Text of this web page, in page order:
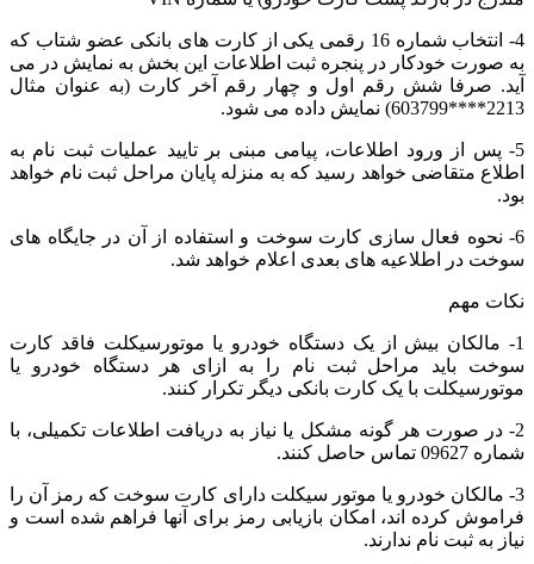
4- انتخاب شماره 16 رقمی یکی از کارت های بانکی عضو شتاب که
به صورت خودکار در پنجره ثبت اطلاعات این بخش به نمایش در می
آید. صرفا شش رقم اول و چهار رقم آخر کارت (به عنوان مثال
2213****603799) نمایش داده می شود.
5- پس از ورود اطلاعات، پیامی مبنی بر تایید عملیات ثبت نام به
اطلاع متقاضی خواهد رسید که به منزله پایان مراحل ثبت نام خواهد
بود.
6- نحوه فعال سازی کارت سوخت و استفاده از آن در جایگاه های
سوخت در اطلاعیه های بعدی اعلام خواهد شد.
نکات مهم
1- مالکان بیش از یک دستگاه خودرو یا موتورسیکلت فاقد کارت
سوخت باید مراحل ثبت نام را به ازای هر دستگاه خودرو یا
موتورسیکلت با یک کارت بانکی دیگر تکرار کنند.
2- در صورت هر گونه مشکل یا نیاز به دریافت اطلاعات تکمیلی، با
شماره 09627 تماس حاصل کنند.
3- مالکان خودرو یا موتور سیکلت دارای کارت سوخت که رمز آن را
فراموش کرده اند، امکان بازیابی رمز برای آنها فراهم شده است و
نیاز به ثبت نام ندارند.